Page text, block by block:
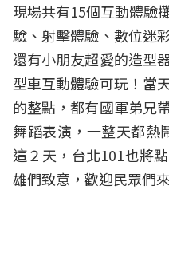
現場共有15個互動體驗
驗、射擊體驗、數位迷
還有小朋友超愛的造型
型車互動體驗可玩！當
的整點，都有國軍弟兄
舞蹈表演，一整天都熱
這２天，台北101也將
雄們致意，歡迎民眾們